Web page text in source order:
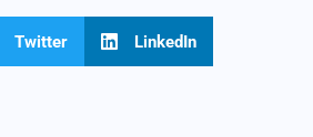
Twitter LinkedIn